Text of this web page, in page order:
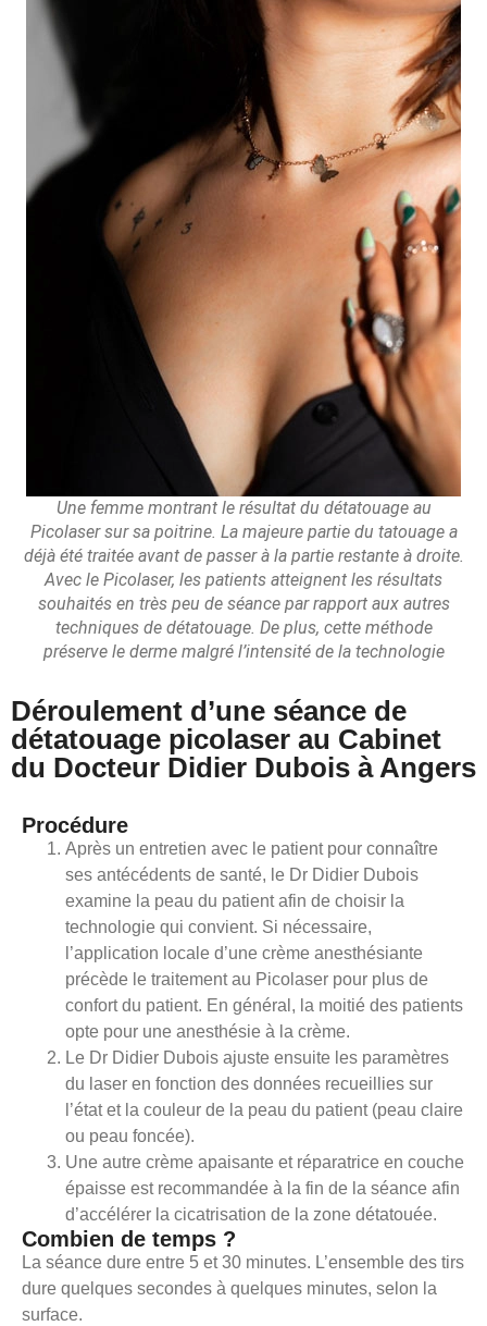
Une femme montrant le résultat du détatouage au
Picolaser sur sa poitrine. La majeure partie du tatouage a
déjà été traitée avant de passer à la partie restante à droite.
Avec le Picolaser, les patients atteignent les résultats
souhaités en très peu de séance par rapport aux autres
techniques de détatouage. De plus, cette méthode
préserve le derme malgré l’intensité de la technologie
Déroulement d’une séance de
détatouage picolaser au Cabinet
du Docteur Didier Dubois à Angers
Procédure
Après un entretien avec le patient pour connaître
ses antécédents de santé, le Dr Didier Dubois
examine la peau du patient afin de choisir la
technologie qui convient. Si nécessaire,
l’application locale d’une crème anesthésiante
précède le traitement au Picolaser pour plus de
confort du patient. En général, la moitié des patients
opte pour une anesthésie à la crème.
Le Dr Didier Dubois ajuste ensuite les paramètres
du laser en fonction des données recueillies sur
l’état et la couleur de la peau du patient (peau claire
ou peau foncée).
Une autre crème apaisante et réparatrice en couche
épaisse est recommandée à la fin de la séance afin
d’accélérer la cicatrisation de la zone détatouée.
Combien de temps ?
La séance dure entre 5 et 30 minutes. L’ensemble des tirs
dure quelques secondes à quelques minutes, selon la
surface.